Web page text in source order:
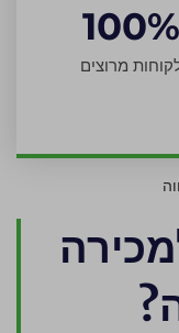
מרוצים
%
100